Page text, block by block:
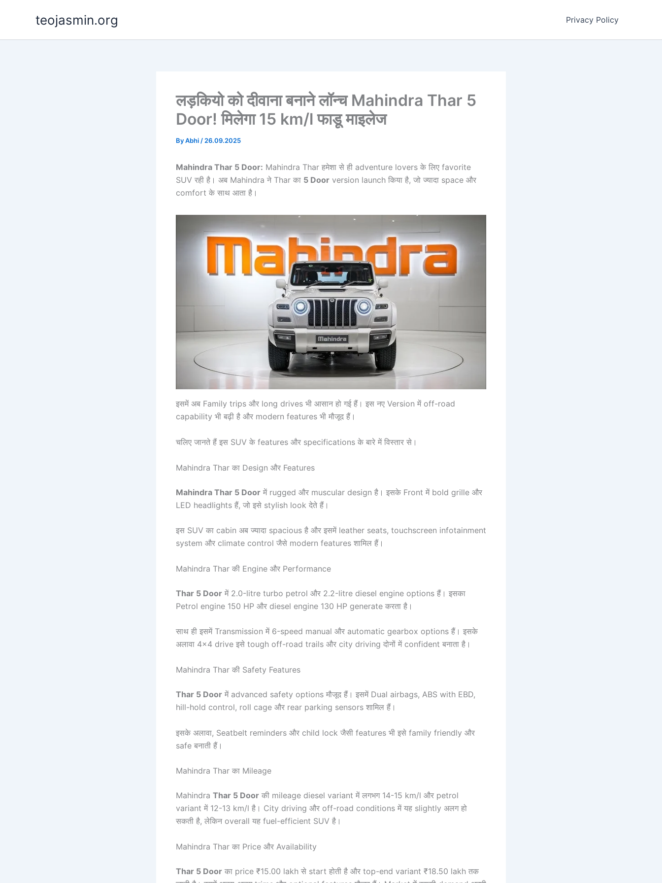
teojasmin.org Privacy Policy
लड़कियो को दीवाना बनाने लॉन्च Mahindra Thar 5
Door! मिलेगा 15 km/l फाडू माइलेज
ByAbhi / 26.09.2025
Mahindra Thar 5 Door: Mahindra Thar हमेशा से ही adventure lovers के लिए favorite
SUV रही है। अब Mahindra ने Thar का 5 Door version launch किया है, जो ज्यादा space और
comfort के साथ आता है।
इसमें अब Family trips और long drives भी आसान हो गई हैं। इस नए Version में off-road
capability भी बढ़ी है और modern features भी मौजूद हैं।
चलिए जानते हैं इस SUV के features और specifications के बारे में विस्तार से।
Mahindra Thar का Design और Features
Mahindra Thar 5 Door में rugged और muscular design है। इसके Front में bold grille और
LED headlights हैं, जो इसे stylish look देते हैं।
इस SUV का cabin अब ज्यादा spacious है और इसमें leather seats, touchscreen infotainment
system और climate control जैसे modern features शामिल हैं।
Mahindra Thar की Engine और Performance
Thar 5 Door में 2.0-litre turbo petrol और 2.2-litre diesel engine options हैं। इसका
Petrol engine 150 HP और diesel engine 130 HP generate करता है।
साथ ही इसमें Transmission में 6-speed manual और automatic gearbox options हैं। इसके
अलावा 4×4 drive इसे tough off-road trails और city driving दोनों में confident बनाता है।
Mahindra Thar की Safety Features
Thar 5 Door में advanced safety options मौजूद हैं। इसमें Dual airbags, ABS with EBD,
hill-hold control, roll cage और rear parking sensors शामिल हैं।
इसके अलावा, Seatbelt reminders और child lock जैसी features भी इसे family friendly और
safe बनाती हैं।
Mahindra Thar का Mileage
Mahindra Thar 5 Door की mileage diesel variant में लगभग 14-15 km/l और petrol
variant में 12-13 km/l है। City driving और off-road conditions में यह slightly अलग हो
सकती है, लेकिन overall यह fuel-efficient SUV है।
Mahindra Thar का Price और Availability
Thar 5 Door का price ₹15.00 lakh से start होती है और top-end variant ₹18.50 lakh तक